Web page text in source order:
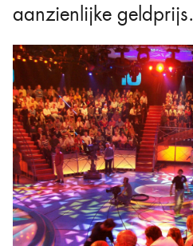
aanzienlijke geldprijs.